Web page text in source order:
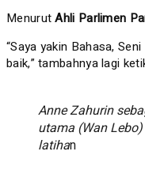
MenurutAhli Parlimen
“Saya yakin Bahasa,
baik,” tambahnya lagi
Anne Zahurin
utama (Wan
latihan